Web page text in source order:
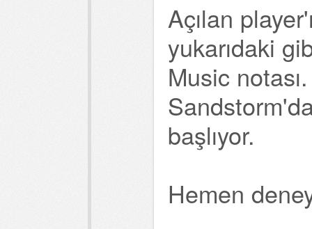
Açılan
yukarıdaki
Music
başlıyor.
Hemen